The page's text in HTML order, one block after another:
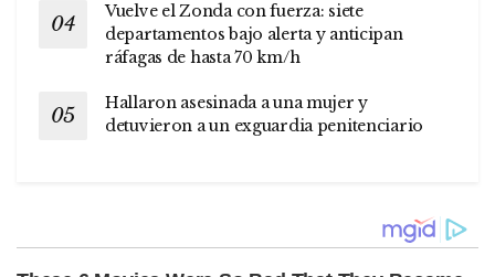
Vuelve el Zonda con fuerza: siete
departamentos bajo alerta y anticipan
ráfagas de hasta 70 km/h
Hallaron asesinada a una mujer y
detuvieron a un exguardia penitenciario